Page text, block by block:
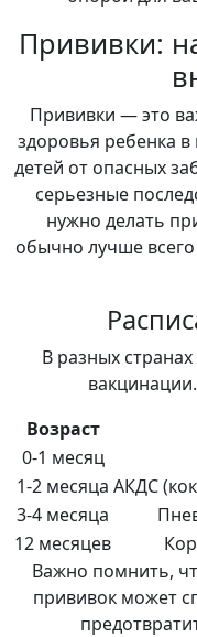
Прививки:
Прививки — это
здоровья ребенка
детей от опасных
серьезные
нужно делать
обычно лучше
В разных
Возраст
0-1 месяц
1-2 месяца АКДС
3-4 месяца
12 месяцев
Важно помнить,
прививок может